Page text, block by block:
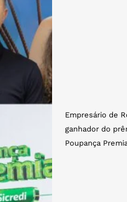
Empresário de
ganhador do
Poupança